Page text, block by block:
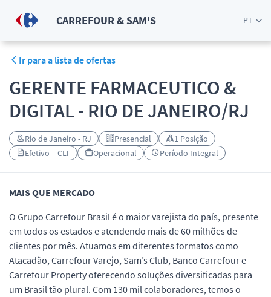
CARREFOUR & SAM'S PT
Ir para a lista de ofertas
GERENTE FARMACEUTICO &
DIGITAL - RIO DE JANEIRO/RJ
Rio de Janeiro - RJ Presencial
1 Posição
Efetivo – CLT
Operacional Período Integral
MAIS QUE MERCADO
O Grupo Carrefour Brasil é o maior varejista do país, presente
em todos os estados e atendendo mais de 60 milhões de
clientes por mês. Atuamos em diferentes formatos como
Atacadão, Carrefour Varejo, Sam’s Club, Banco Carrefour e
Carrefour Property oferecendo soluções diversificadas para
um Brasil tão plural. Com 130 mil colaboradores, temos o